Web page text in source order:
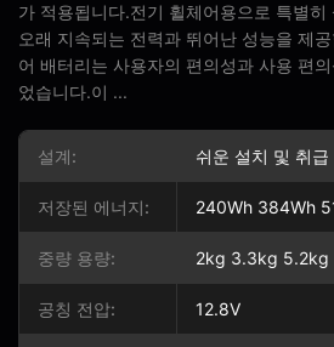
가 적용됩니다.전기 휠체어용으로 특별히
오래 지속되는 전력과 뛰어난 성능을 제
어 배터리는 사용자의 편의성과 사용 편
었습니다.이 ...
설계: 쉬운 설치 및 취급
저장된 에너지: 240Wh 384Wh
중량 용량: 2kg 3.3kg 5.2kg
공칭 전압: 12.8V